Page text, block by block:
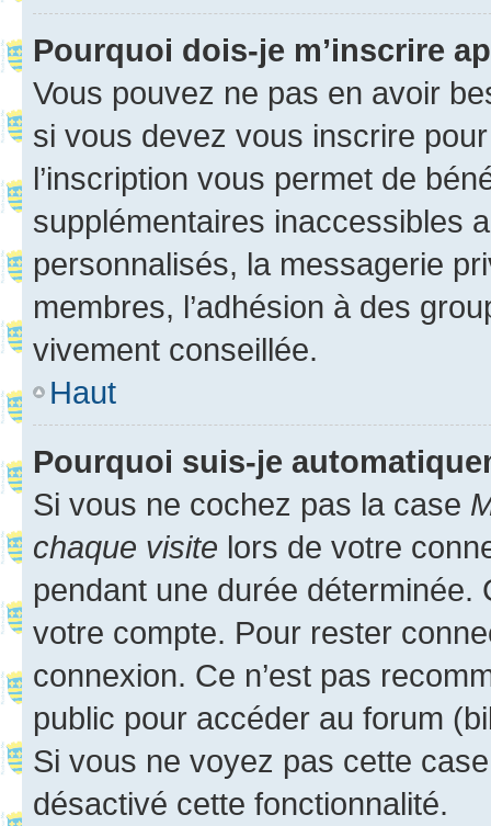
Pourquoi dois-je m’inscrire
Vous pouvez ne pas en avoir
si vous devez vous inscrire
l’inscription vous permet de
supplémentaires inaccessibles
personnalisés, la messagerie
membres, l’adhésion à des
vivement conseillée.
Haut
Pourquoi suis-je
Si vous ne cochez pas la case
chaque visite lors de votre
pendant une durée déterminée.
votre compte. Pour rester
connexion. Ce n’est pas
public pour accéder au forum
Si vous ne voyez pas cette
désactivé cette fonctionnalité.